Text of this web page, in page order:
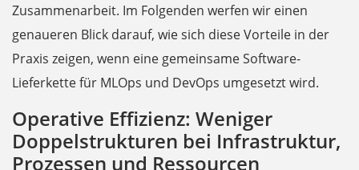
Zusammenarbeit. Im Folgenden werfen wir einen
genaueren Blick darauf, wie sich diese Vorteile in der
Praxis zeigen, wenn eine gemeinsame Software-
Lieferkette für MLOps und DevOps umgesetzt wird.
Operative Effizienz: Weniger
Doppelstrukturen bei Infrastruktur,
Prozessen und Ressourcen